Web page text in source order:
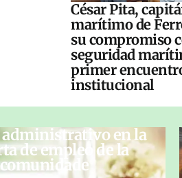
César Pita,
marítimo de
su compromiso
seguridad
primer
institucional
administrativo en la
de empleo de la